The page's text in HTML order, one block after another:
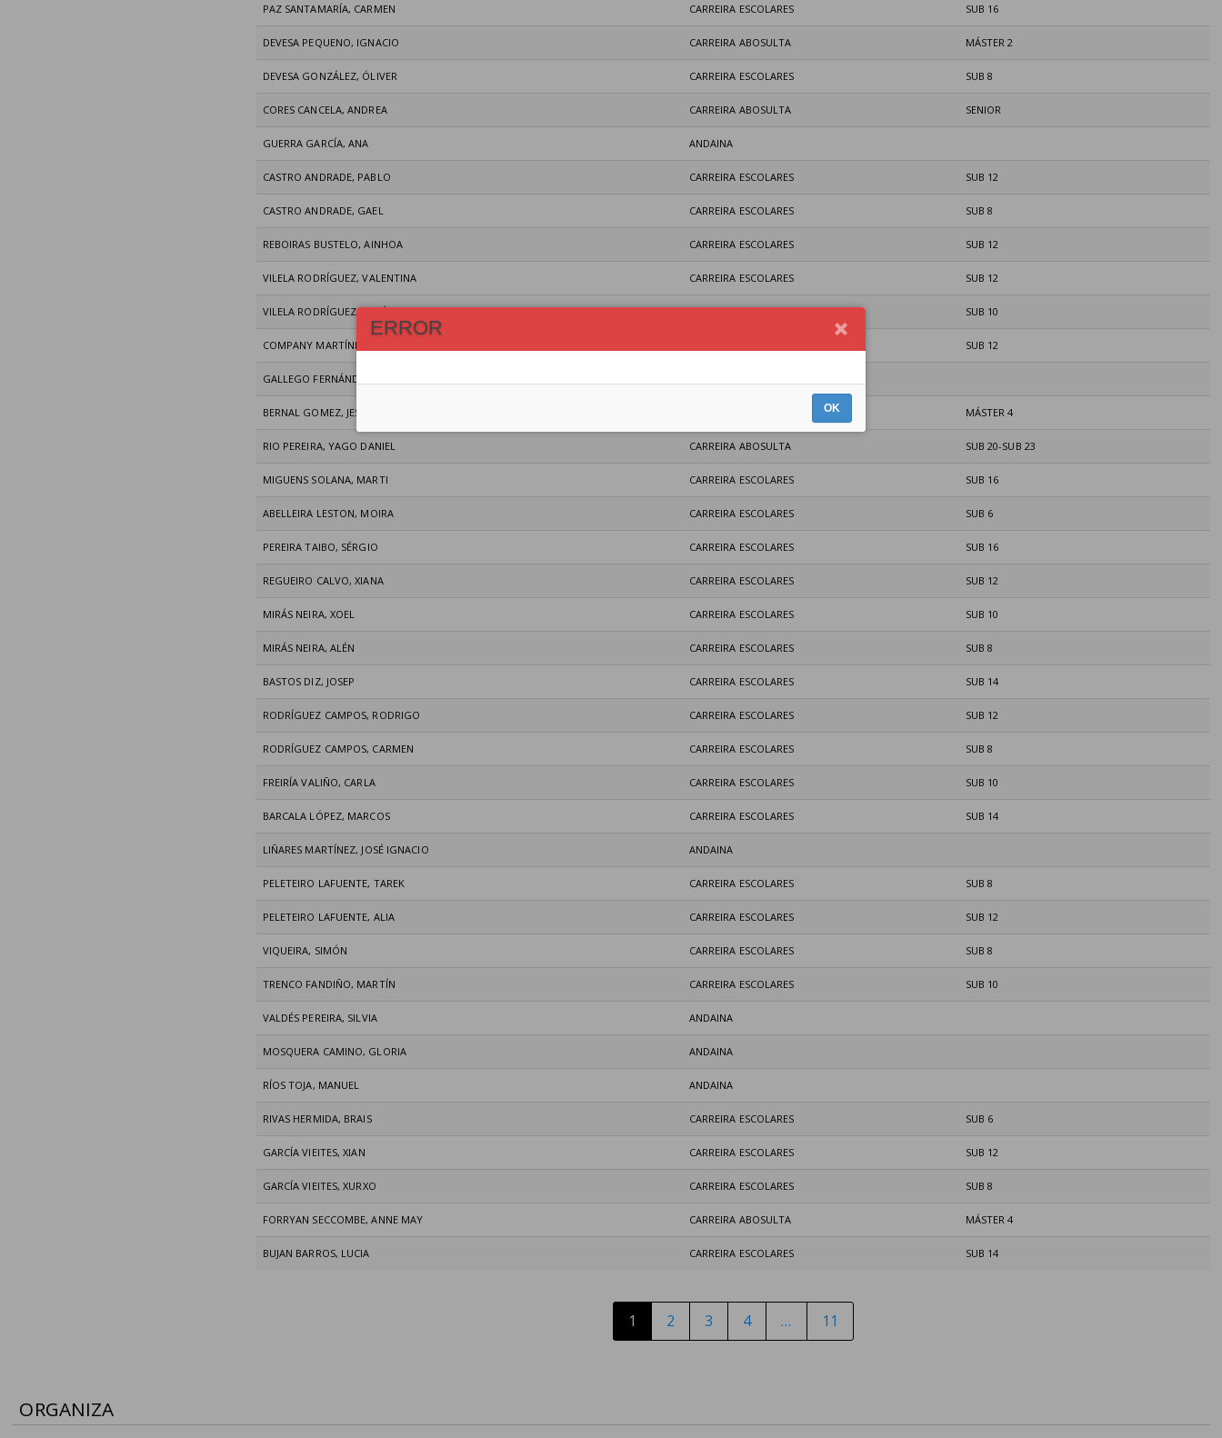
PAZ SANTAMARÍA, CARMEN CARREIRA ESCOLARES SUB 16
DEVESA PEQUENO, IGNACIO CARREIRA ABOSULTA MÁSTER 2
DEVESA GONZÁLEZ, ÓLIVER CARREIRA ESCOLARES SUB 8
CORES CANCELA, ANDREA CARREIRA ABOSULTA SENIOR
GUERRA GARCÍA, ANA ANDAINA
CASTRO ANDRADE, PABLO CARREIRA ESCOLARES SUB 12
CASTRO ANDRADE, GAEL CARREIRA ESCOLARES SUB 8
REBOIRAS BUSTELO, AINHOA CARREIRA ESCOLARES SUB 12
VILELA RODRÍGUEZ, VALENTINA CARREIRA ESCOLARES SUB 12
VILELA RODRÍGUEZ, SIMÓN CARREIRA ESCOLARES SUB 10
COMPANY MARTÍNEZ, ISABEL SUB 12
GALLEGO FERNÁNDEZ, LAURA
BERNAL GOMEZ, JESUS MÁSTER 4
RIO PEREIRA, YAGO DANIEL CARREIRA ABOSULTA SUB 20-SUB 23
MIGUENS SOLANA, MARTI CARREIRA ESCOLARES SUB 16
ABELLEIRA LESTON, MOIRA CARREIRA ESCOLARES SUB 6
PEREIRA TAIBO, SÉRGIO CARREIRA ESCOLARES SUB 16
REGUEIRO CALVO, XIANA CARREIRA ESCOLARES SUB 12
MIRÁS NEIRA, XOEL CARREIRA ESCOLARES SUB 10
MIRÁS NEIRA, ALÉN CARREIRA ESCOLARES SUB 8
BASTOS DIZ, JOSEP CARREIRA ESCOLARES SUB 14
RODRÍGUEZ CAMPOS, RODRIGO CARREIRA ESCOLARES SUB 12
RODRÍGUEZ CAMPOS, CARMEN CARREIRA ESCOLARES SUB 8
FREIRÍA VALIÑO, CARLA CARREIRA ESCOLARES SUB 10
BARCALA LÓPEZ, MARCOS CARREIRA ESCOLARES SUB 14
LIÑARES MARTÍNEZ, JOSÉ IGNACIO ANDAINA
PELETEIRO LAFUENTE, TAREK CARREIRA ESCOLARES SUB 8
PELETEIRO LAFUENTE, ALIA CARREIRA ESCOLARES SUB 12
VIQUEIRA, SIMÓN CARREIRA ESCOLARES SUB 8
TRENCO FANDIÑO, MARTÍN CARREIRA ESCOLARES SUB 10
VALDÉS PEREIRA, SILVIA ANDAINA
MOSQUERA CAMINO, GLORIA ANDAINA
RÍOS TOJA, MANUEL ANDAINA
RIVAS HERMIDA, BRAIS CARREIRA ESCOLARES SUB 6
GARCÍA VIEITES, XIAN CARREIRA ESCOLARES SUB 12
GARCÍA VIEITES, XURXO CARREIRA ESCOLARES SUB 8
FORRYAN SECCOMBE, ANNE MAY CARREIRA ABOSULTA MÁSTER 4
BUJAN BARROS, LUCIA CARREIRA ESCOLARES SUB 14
1 2 3 4 … 11
ORGANIZA
ERROR
OK